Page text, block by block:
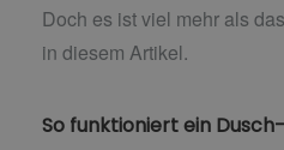
Doch es ist viel mehr als
in diesem Artikel.
So funktioniert ein Dusch